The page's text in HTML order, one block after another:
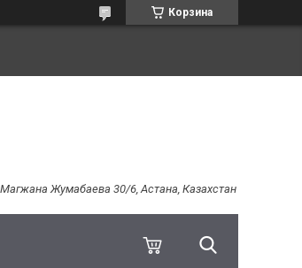
Корзина
Жумабаева 30/6, Астана, Казахстан